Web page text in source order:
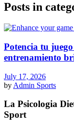
Posts in
Potencia tu
entrenamiento
July 17, 2026
by Admin Sports
La Psicologia
Sport